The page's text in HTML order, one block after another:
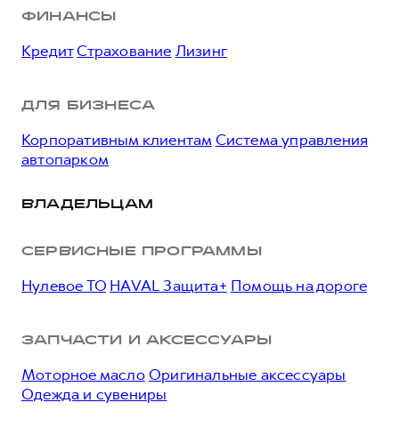
ФИНАНСЫ
Кредит Страхование Лизинг
ДЛЯ БИЗНЕСА
Корпоративным клиентам Система управления
автопарком
ВЛАДЕЛЬЦАМ
СЕРВИСНЫЕ ПРОГРАММЫ
Нулевое ТО HAVAL Защита+ Помощь на дороге
ЗАПЧАСТИ И АКСЕССУАРЫ
Моторное масло Оригинальные аксессуары
Одежда и сувениры